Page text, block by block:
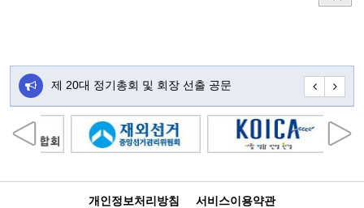
제 20대 정기총회 및 회장 선출 공문 초대합니
개인정보처리방침 서비스이용약관